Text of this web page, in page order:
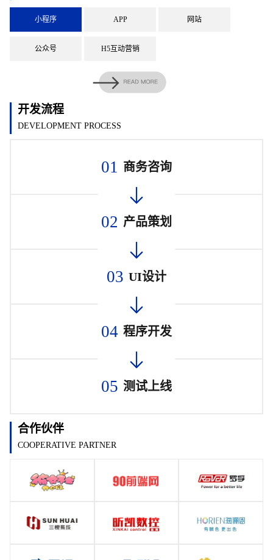
小程序 APP 网站
公众号 H5互动营销
开发流程
DEVELOPMENT PROCESS
01 商务咨询
02 产品策划
03 UI设计
04 程序开发
05 测试上线
合作伙伴
COOPERATIVE PARTNER